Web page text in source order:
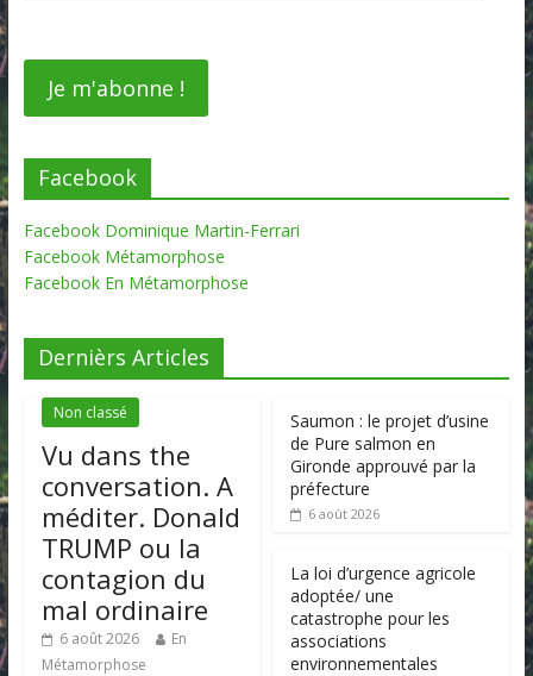
Facebook
Facebook Dominique Martin-Ferrari
Facebook Métamorphose
Facebook En Métamorphose
Dernièrs Articles
Non classé
Vu dans the
conversation. A
méditer. Donald
TRUMP ou la
contagion du
mal ordinaire
6 août 2026
En
Métamorphose
Saumon : le projet d’usine
de Pure salmon en
Gironde approuvé par la
préfecture
6 août 2026
La loi d’urgence agricole
adoptée/ une
catastrophe pour les
associations
environnementales